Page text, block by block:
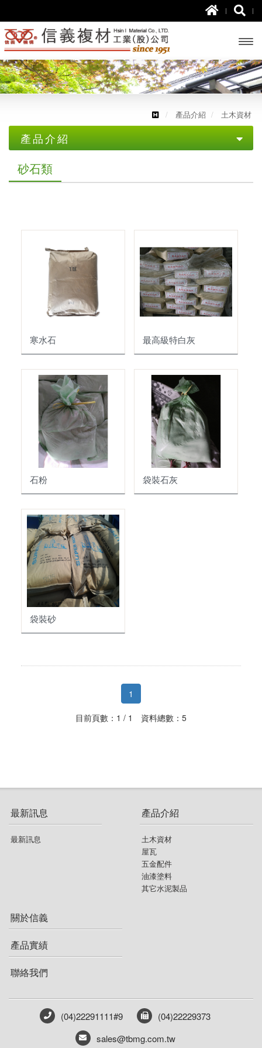
主選
產品介紹 土木資材
產品介紹
土木資材
一般水泥
乾拌水泥砂漿
砂石類
防水材料
底塗劑
瀝青
填縫劑
磁磚黏著劑
模基
屋瓦
文化瓦
雙槽瓦
石板瓦
瓦頭
脊梁
烤漆水泥瓦
五金配件
掛瓦條
油漆塗料
外壁塗料
內壁塗料
屋頂塗料
步道磚
水溝蓋
門眉
車輪擋板
水泥墊塊
其它
防爆油槽
砂石類
寒水石 最高級特白灰
石粉 袋裝石灰
袋裝砂
1
目前頁數：1 / 1 資料總數：5
最新訊息
最新訊息
產品介紹
土木資材
屋瓦
五金配件
油漆塗料
其它水泥製品
關於信義
產品實績
聯絡我們
(04)22291111#9
(04)22229373
sales@tbmg.com.tw